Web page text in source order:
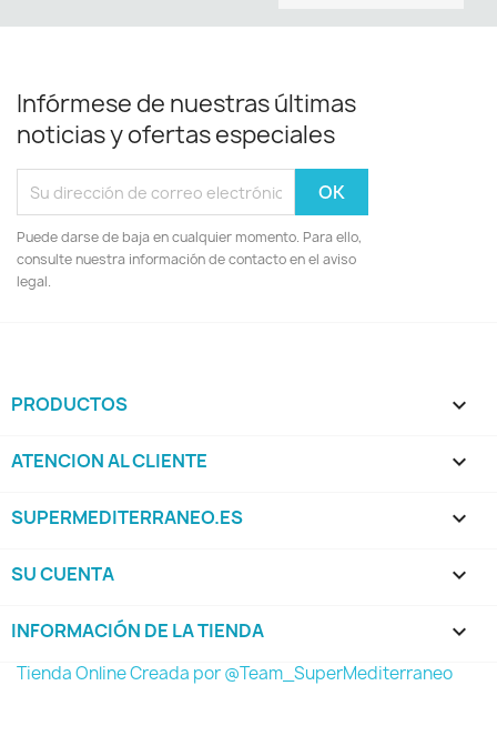
Infórmese de nuestras últimas
noticias y ofertas especiales
Puede darse de baja en cualquier momento. Para ello,
consulte nuestra información de contacto en el aviso
legal.
PRODUCTOS 
ATENCION AL CLIENTE 
SUPERMEDITERRANEO.ES 
SU CUENTA 
INFORMACIÓN DE LA TIENDA keyboard_arrow_down
Tienda Online Creada por @Team_SuperMediterraneo